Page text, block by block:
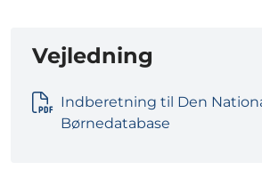
Vejledning
Indberetning til Den
Børnedatabase